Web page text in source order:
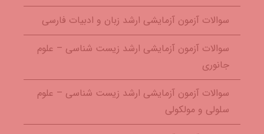
سوالات آزمون آزمایشی ارشد زبان و ادبیات فارسی
سوالات آزمون آزمایشی ارشد زیست شناسی – علوم
جانوری
سوالات آزمون آزمایشی ارشد زیست شناسی – علوم
سلولی و مولکولی